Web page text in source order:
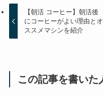
【朝活 コーヒー】朝活後
にコーヒーがよい理由とオ
ススメマシンを紹介
この記事を書いた